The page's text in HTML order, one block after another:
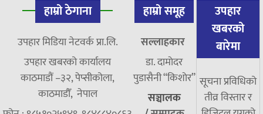
हाम्रो ठेगाना
उपहार मिडिया नेटवर्क प्रा.लि.
उपहार खबरको कार्यालय
काठमाडौं –३२, पेप्सीकोला,
काठमाडौँ, नेपाल
हाम्रो समूह
सल्लाहकार
डा. दामाेदर
पुडासैनी “किशाेर”
सञ्चालक
उपहार
खबरको
बारेमा
सूचना प्रविधिको
तीव्र विस्तार र